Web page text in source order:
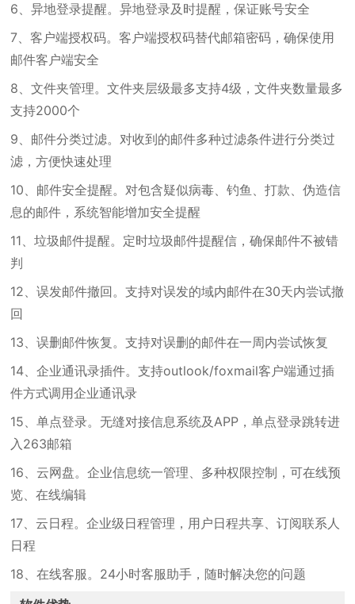
6、异地登录提醒。异地登录及时提醒，保证账号安全
7、客户端授权码。客户端授权码替代邮箱密码，确保使用
邮件客户端安全
8、文件夹管理。文件夹层级最多支持4级，文件夹数量最多
支持2000个
9、邮件分类过滤。对收到的邮件多种过滤条件进行分类过
滤，方便快速处理
10、邮件安全提醒。对包含疑似病毒、钓鱼、打款、伪造信
息的邮件，系统智能增加安全提醒
11、垃圾邮件提醒。定时垃圾邮件提醒信，确保邮件不被错
判
12、误发邮件撤回。支持对误发的域内邮件在30天内尝试撤
回
13、误删邮件恢复。支持对误删的邮件在一周内尝试恢复
14、企业通讯录插件。支持outlook/foxmail客户端通过插
件方式调用企业通讯录
15、单点登录。无缝对接信息系统及APP，单点登录跳转进
入263邮箱
16、云网盘。企业信息统一管理、多种权限控制，可在线预
览、在线编辑
17、云日程。企业级日程管理，用户日程共享、订阅联系人
日程
18、在线客服。24小时客服助手，随时解决您的问题